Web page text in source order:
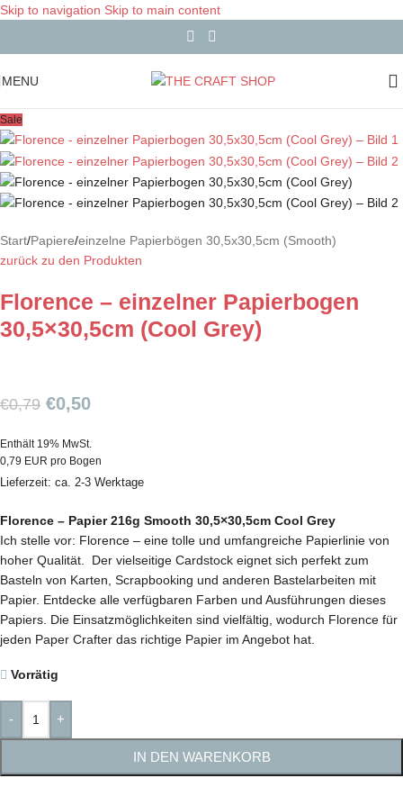
Skip to navigation Skip to main content
MENU
Sale
Start/Papiere/einzelne Papierbögen 30,5x30,5cm (Smooth)
zurück zu den Produkten
Florence – einzelner Papierbogen
30,5×30,5cm (Cool Grey)
€0,79 €0,50
Enthält 19% MwSt.
0,79 EUR pro Bogen
Lieferzeit: ca. 2-3 Werktage
Florence – Papier 216g Smooth 30,5×30,5cm Cool Grey
Ich stelle vor: Florence – eine tolle und umfangreiche Papierlinie von
hoher Qualität. Der vielseitige Cardstock eignet sich perfekt zum
Basteln von Karten, Scrapbooking und anderen Bastelarbeiten mit
Papier. Entdecke alle verfügbaren Farben und Ausführungen dieses
Papiers. Die Einsatzmöglichkeiten sind vielfältig, wodurch Florence für
jeden Paper Crafter das richtige Papier im Angebot hat.
Vorrätig
- +
IN DEN WARENKORB